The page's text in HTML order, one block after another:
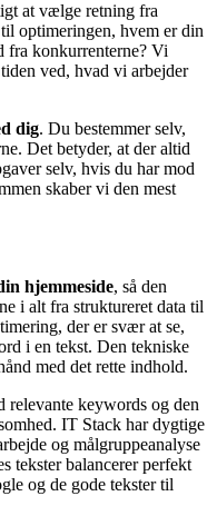
at vælge retning fra
optimeringen, hvem er din
fra konkurrenterne? Vi
ved, hvad vi arbejder
dig. Du bestemmer selv,
Det betyder, at der altid
selv, hvis du har mod
skaber vi den mest
hjemmeside, så den
i alt fra struktureret data til
der er svær at se,
i en tekst. Den tekniske
med det rette indhold.
relevante keywords og den
IT Stack har dygtige
og målgruppeanalyse
tekster balancerer perfekt
og de gode tekster til